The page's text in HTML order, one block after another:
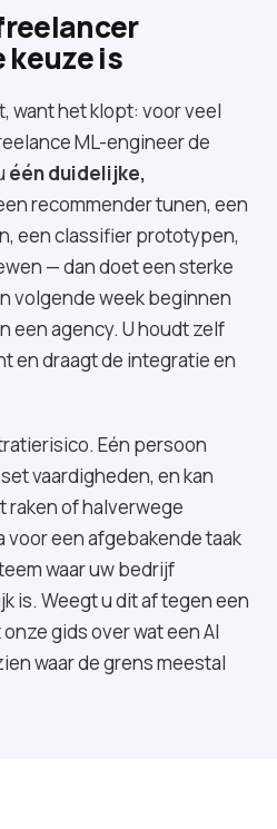
keuze is
want het klopt: voor veel
ML-engineer de
één duidelijke,
recommender tunen, een
een classifier prototypen,
— dan doet een sterke
volgende week beginnen
een agency. U houdt zelf
en draagt de integratie en
Eén persoon
vaardigheden, en kan
raken of halverwege
voor een afgebakende taak
waar uw bedrijf
is. Weegt u dit af tegen een
onzegids over wat een AI
waar de grens meestal